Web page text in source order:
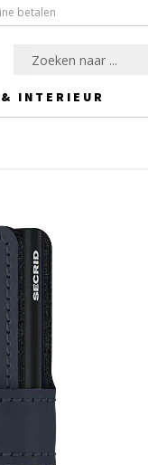
betalen
INTERIEUR